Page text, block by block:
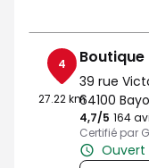
4
27.22 km
Boutique
39 rue
64100
4,7/5 Note de
164
Certifié par
Ouvert